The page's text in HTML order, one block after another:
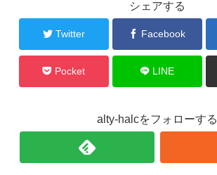
シェアする
Twitter Facebook
Pocket LINE
alty-halcをフォローする